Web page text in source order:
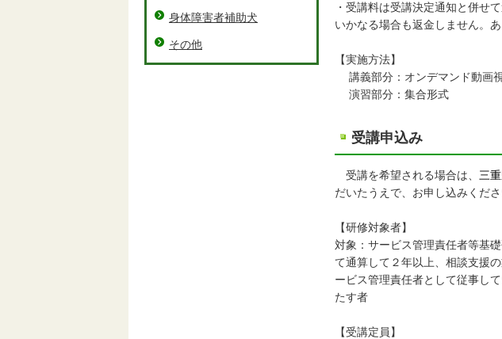
・受講料は受講決定通知と併せ
いかなる場合も返金しません。
【実施方法】
講義部分：オンデマンド動画視
演習部分：集合形式
受講申込み
受講を希望される場合は、 三
だいたうえで、お申し込みくださ
【研修対象者】
対象：サービス管理責任者等基
て通算して２年以上、相談支援
ービス管理責任者として従事し
たす者
【受講定員】
身体障害者補助犬
その他